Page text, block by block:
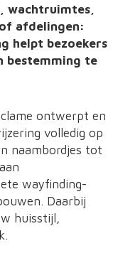
wachtruimtes,
afdelingen:
helpt bezoekers
bestemming te
ontwerpt en
volledig op
naambordjes tot
wayfinding-
Daarbij
huisstijl,